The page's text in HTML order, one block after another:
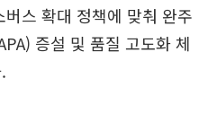
스 확대 정책에 맞춰 완주
증설 및 품질 고도화 체